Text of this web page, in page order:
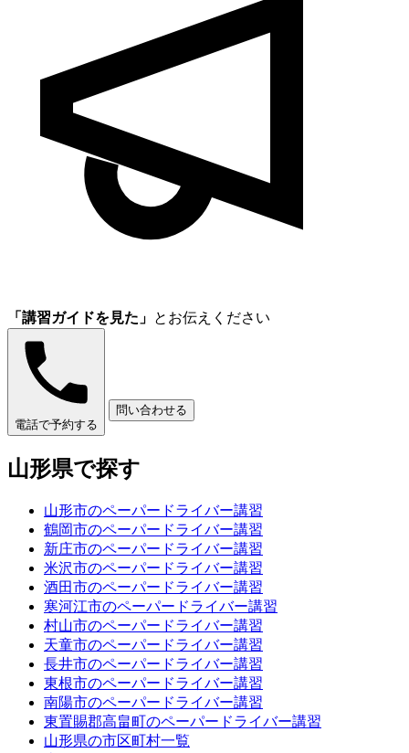
「講習ガイドを見た」 とお伝えください
電話で予約する
問い合わせる
山形県で探す
山形市のペーパードライバー講習
鶴岡市のペーパードライバー講習
新庄市のペーパードライバー講習
米沢市のペーパードライバー講習
酒田市のペーパードライバー講習
寒河江市のペーパードライバー講習
村山市のペーパードライバー講習
天童市のペーパードライバー講習
長井市のペーパードライバー講習
東根市のペーパードライバー講習
南陽市のペーパードライバー講習
東置賜郡高畠町のペーパードライバー講習
山形県の市区町村一覧